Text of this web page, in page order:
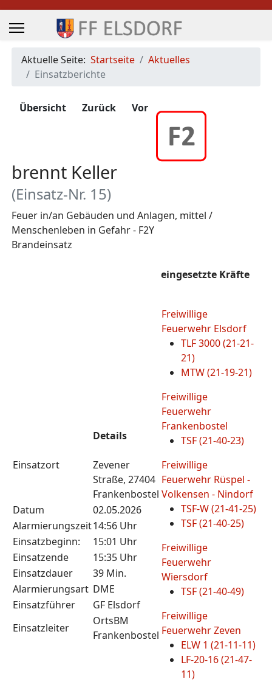
Aktuelle Seite: Startseite
Aktuelles
Einsatzberichte
Übersicht Zurück Vor
brennt Keller
(Einsatz-Nr. 15)
Feuer in/an Gebäuden und Anlagen, mittel /
Menschenleben in Gefahr - F2Y
Brandeinsatz
Einsatzort
Details
Zevener
Straße, 27404
Frankenbostel
Datum
02.05.2026
Alarmierungszeit14:56 Uhr
Einsatzbeginn:
15:01 Uhr
Einsatzende
15:35 Uhr
Einsatzdauer
39 Min.
Alarmierungsart DME
Einsatzführer
GF Elsdorf
Einsatzleiter
OrtsBM
Frankenbostel
eingesetzte Kräfte
Freiwillige
Feuerwehr Elsdorf
TLF 3000 (21-21-
21)
MTW (21-19-21)
Freiwillige
Feuerwehr
Frankenbostel
TSF (21-40-23)
Freiwillige
Feuerwehr Rüspel -
Volkensen - Nindorf
TSF-W (21-41-25)
TSF (21-40-25)
Freiwillige
Feuerwehr
Wiersdorf
TSF (21-40-49)
Freiwillige
Feuerwehr Zeven
ELW 1 (21-11-11)
LF-20-16 (21-47-
11)